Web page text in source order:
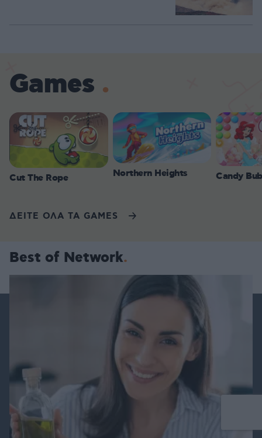
Games
Cut The Rope Northern Heights Candy
ΔΕΙΤΕ ΟΛΑ ΤΑ GAMES
Best of Network